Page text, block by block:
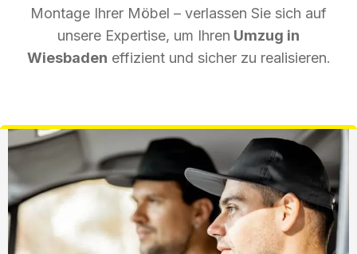
Montage Ihrer Möbel – verlassen Sie sich auf
unsere Expertise, um Ihren Umzug in
Wiesbaden effizient und sicher zu realisieren.